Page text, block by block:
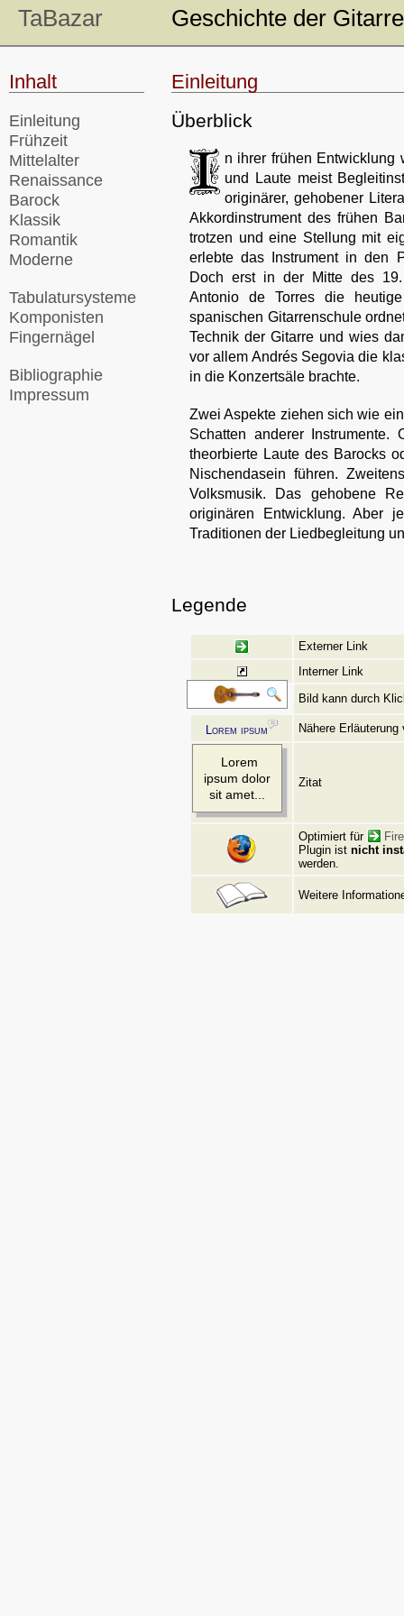
Inhalt
Einleitung
Frühzeit
Mittelalter
Renaissance
Barock
Klassik
Romantik
Moderne
Tabulatursysteme
Komponisten
Fingernägel
Bibliographie
Impressum
TaBazar Geschichte der Gitarre
Einleitung
Überblick
n ihrer frühen Entwicklung
und Laute meist
originärer, gehobener
Akkordinstrument des frühen
trotzen und eine Stellung mit
erlebte das Instrument in den
Doch erst in der Mitte des
Antonio de Torres die
spanischen Gitarrenschule
Technik der Gitarre und wies
vor allem Andrés Segovia die
in die Konzertsäle brachte.
Zwei Aspekte ziehen sich wie
Schatten anderer
theorbierte Laute des Barocks
Nischendasein führen.
Volksmusik. Das gehobene
originären Entwicklung. Aber
Traditionen der Liedbegleitung
Legende
Externer Link
Interner Link
Bild kann durch
Lorem ipsum Nähere
Lorem
ipsum dolor
sit amet...
Zitat
Optimiert für
Plugin ist nicht
werden.
Weitere